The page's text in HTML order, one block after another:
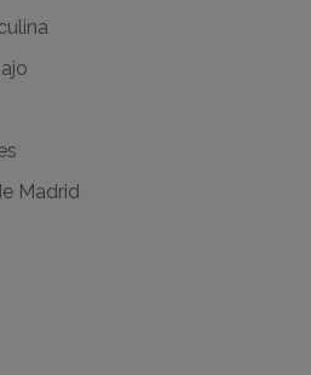
Madrid